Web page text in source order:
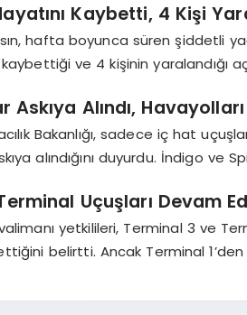
Kaybetti, 4 Kişi
hafta boyunca süren şiddetli
kaybettiği ve 4 kişinin yaralandığı
Askıya Alındı,
Bakanlığı, sadece iç hat
alındığını duyurdu. İndigo ve
Uçuşları Devam
yetkilileri, Terminal 3 ve
belirtti. Ancak Terminal